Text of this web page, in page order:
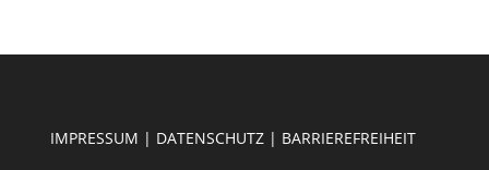
IMPRESSUM | DATENSCHUTZ | BARRIEREFREIHEIT